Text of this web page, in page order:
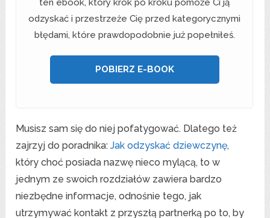
ten ebook, który krok po kroku pomoże Ci ją
odzyskać i przestrzeże Cię przed kategorycznymi
błędami, które prawdopodobnie już popełniłeś.
POBIERZ E-BOOK
Musisz sam się do niej pofatygować. Dlatego też
zajrzyj do poradnika:Jak odzyskać dziewczynę,
który choć posiada nazwę nieco mylącą, to w
jednym ze swoich rozdziałów zawiera bardzo
niezbędne informacje, odnośnie tego, jak
utrzymywać kontakt z przyszłą partnerką po to, by